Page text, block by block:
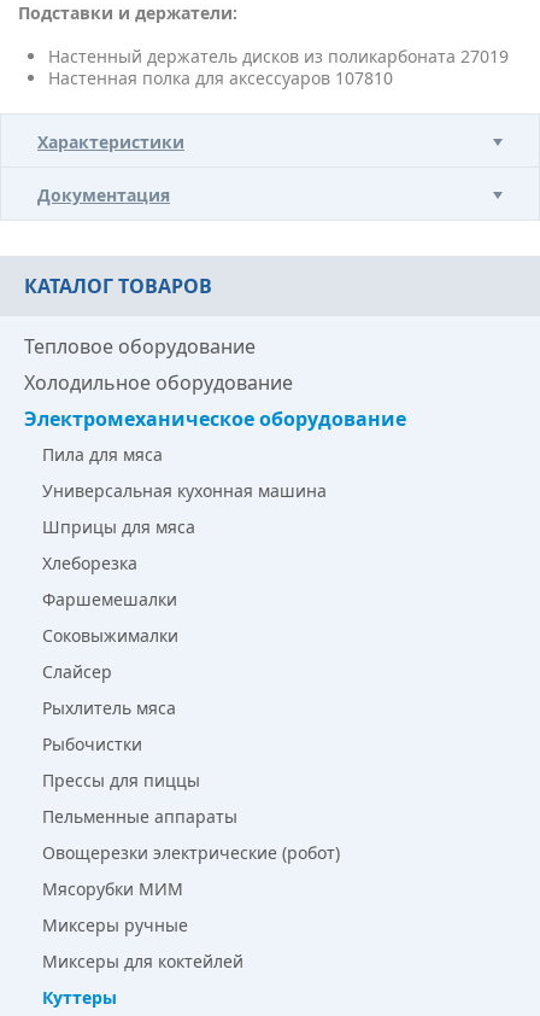
Подставки и держатели:
Настенный держатель дисков из поликарбоната 27019
Настенная полка для аксессуаров 107810
Характеристики
Документация
КАТАЛОГ ТОВАРОВ
Тепловое оборудование
Холодильное оборудование
Электромеханическое оборудование
Пила для мяса
Универсальная кухонная машина
Шприцы для мяса
Хлеборезка
Фаршемешалки
Соковыжималки
Слайсер
Рыхлитель мяса
Рыбочистки
Прессы для пиццы
Пельменные аппараты
Овощерезки электрические (робот)
Мясорубки МИМ
Миксеры ручные
Миксеры для коктейлей
Куттеры